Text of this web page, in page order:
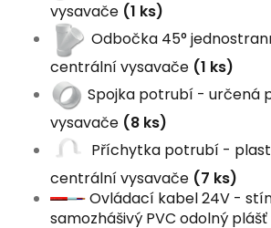
vysavače (1 ks)
Odbočka 45°
centrální vysavače (1 ks)
Spojka potrubí - určená
vysavače (8 ks)
Příchytka potrubí -
centrální vysavače (7 ks)
Ovládací kabel 24V -
samozhášivý PVC odolný